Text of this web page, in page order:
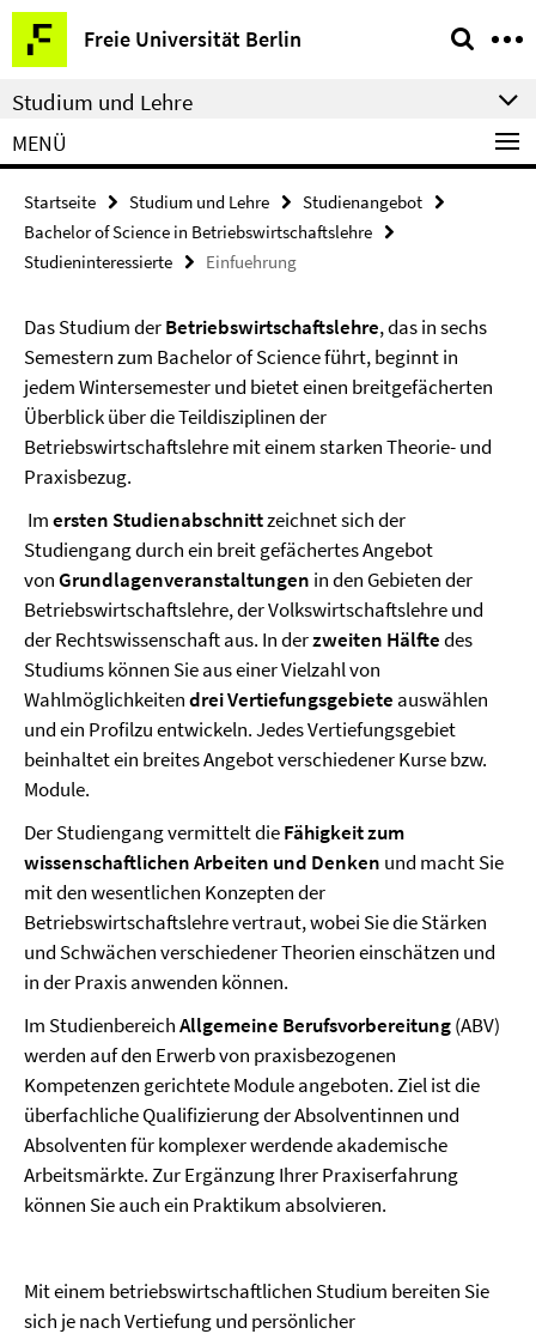
Springe
direkt
zu
Inhalt
Freie Universität Berlin
Service-
Navigation
Studium und Lehre
MENÜ
Startseite Studium und Lehre
Studienangebot
Bachelor of Science in Betriebswirtschaftslehre
Studieninteressierte
Einfuehrung
Das Studium derBetriebswirtschaftslehre, das in sechs
Semestern zum Bachelor of Science führt, beginnt in
jedem Wintersemester und bietet einen breitgefächerten
Überblick über die Teildisziplinen der
Betriebswirtschaftslehre mit einem starken Theorie- und
Praxisbezug.
Imersten Studienabschnittzeichnet sich der
Studiengang durch ein breit gefächertes Angebot
vonGrundlagenveranstaltungen in den Gebieten der
Betriebswirtschaftslehre, der Volkswirtschaftslehre und
der Rechtswissenschaft aus. In derzweiten Hälftedes
Studiums können Sie aus einer Vielzahl von
WahlmöglichkeitendreiVertiefungsgebiete auswählen
und ein Profilzu entwickeln. Jedes Vertiefungsgebiet
beinhaltet ein breites Angebot verschiedener Kurse bzw.
Module.
Der Studiengang vermittelt dieFähigkeit zum
wissenschaftlichen Arbeiten und Denken und macht Sie
mit den wesentlichen Konzepten der
Betriebswirtschaftslehre vertraut, wobei Sie die Stärken
und Schwächen verschiedener Theorien einschätzen und
in der Praxis anwenden können.
Im StudienbereichAllgemeine Berufsvorbereitung(ABV)
werden auf den Erwerb von praxisbezogenen
Kompetenzen gerichtete Module angeboten. Ziel ist die
überfachliche Qualifizierung der Absolventinnen und
Absolventen für komplexer werdende akademische
Arbeitsmärkte. Zur Ergänzung Ihrer Praxiserfahrung
können Sie auch ein Praktikum absolvieren.
Mit einem betriebswirtschaftlichen Studium bereiten Sie
sich je nach Vertiefung und persönlicher